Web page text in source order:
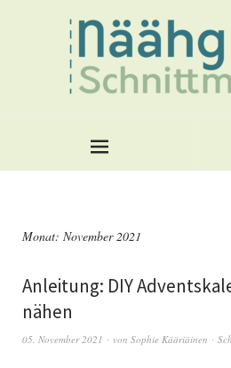
Monat: November 2021
Anleitung: DIY
nähen
05. November 2021 von Sophie Kääriäinen